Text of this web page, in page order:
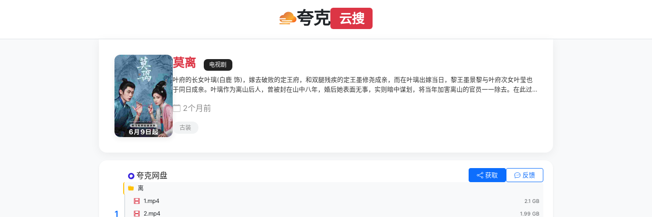
夸克 云搜
莫离 电视剧
叶府的长女叶璃(白鹿 饰)，嫁去破败的定王府，和双腿残疾的定王墨修尧成亲，而在叶璃出嫁当日，黎王墨景黎与叶府次女叶莹也
于同日成亲。叶璃作为离山后人，曾被封在山中八年，婚后她表面无事，实则暗中谋划，将当年加害离山的官员一一除去。在此过
黎，顶着"戏曲王爷"不堪的名头，却在暗中搅弄风云，筹谋篡位。叶璃最终联手墨修尧，辅佐小皇帝掌权，粉碎了穆阳侯、黎王的接
2个月前
古装
1
夸克网盘 获取 反馈
离
1.mp4
2.1 GB
2.mp4 1.99 GB